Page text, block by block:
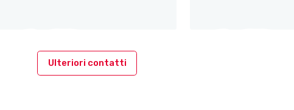
Ulteriori contatti